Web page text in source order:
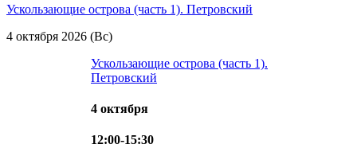
Ускользающие острова (часть 1). Петровский
4 октября 2026 (Вс)
Ускользающие острова (часть 1).
Петровский
4 октября
12:00-15:30